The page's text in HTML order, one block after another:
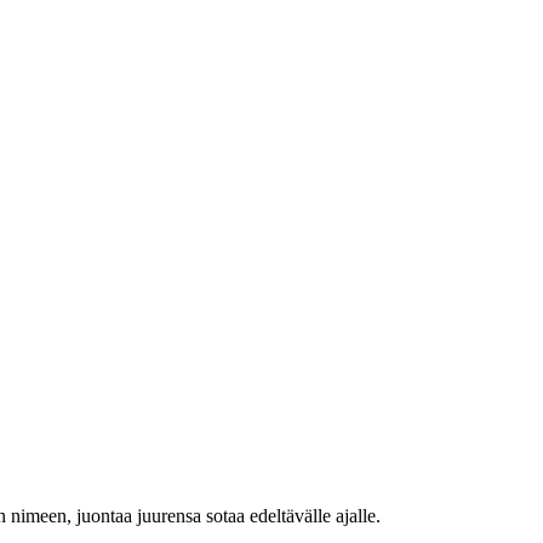
juontaa juurensa sotaa edeltävälle ajalle.